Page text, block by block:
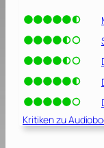
Kritiken zu